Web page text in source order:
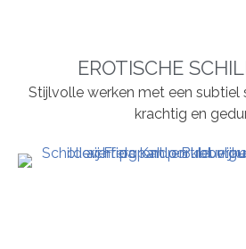
EROTISCHE
Stijlvolle werken met een subtiel
krachtig en